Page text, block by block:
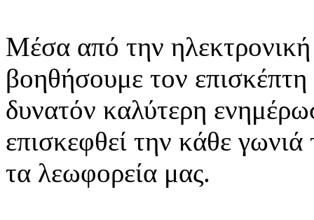
Μέσα από την ηλεκτρονική
βοηθήσουμε τον
δυνατόν καλύτερη
επισκεφθεί την κάθε
τα λεωφορεία μας.